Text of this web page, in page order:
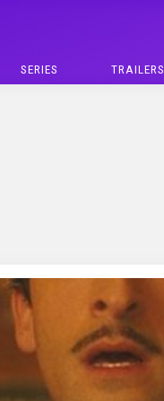
SERIES TRAILERS